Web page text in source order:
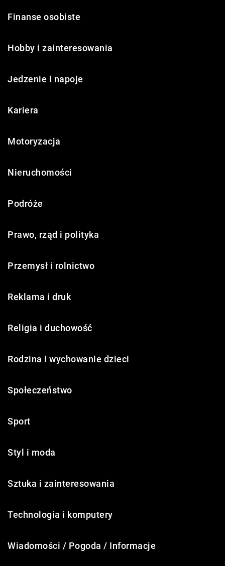
Finanse osobiste
Hobby i zainteresowania
Jedzenie i napoje
Kariera
Motoryzacja
Nieruchomości
Podróże
Prawo, rząd i polityka
Przemysł i rolnictwo
Reklama i druk
Religia i duchowość
Rodzina i wychowanie dzieci
Społeczeństwo
Sport
Styl i moda
Sztuka i zainteresowania
Technologia i komputery
Wiadomości / Pogoda / Informacje